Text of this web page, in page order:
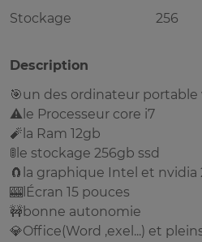
Stockage
256
Description
🎯un des ordinateur
⚠️le Processeur core i7
🧨la Ram 12gb
🚦le stockage 256gb ssd
🧲la graphique Intel et nvidia
🎰lÉcran 15 pouces
🚧bonne autonomie
💎Office(Word ,exel...) et